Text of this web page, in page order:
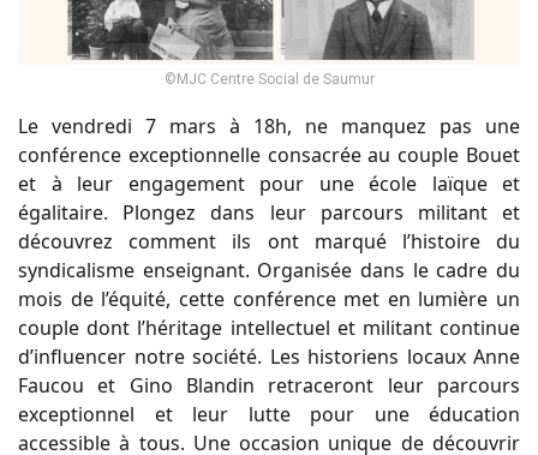
©MJC Centre Social de Saumur
Le vendredi 7 mars à 18h, ne manquez pas une
conférence exceptionnelle consacrée au couple Bouet
et à leur engagement pour une école laïque et
égalitaire. Plongez dans leur parcours militant et
découvrez comment ils ont marqué l’histoire du
syndicalisme enseignant. Organisée dans le cadre du
mois de l’équité, cette conférence met en lumière un
couple dont l’héritage intellectuel et militant continue
d’influencer notre société. Les historiens locaux Anne
Faucou et Gino Blandin retraceront leur parcours
exceptionnel et leur lutte pour une éducation
accessible à tous. Une occasion unique de découvrir